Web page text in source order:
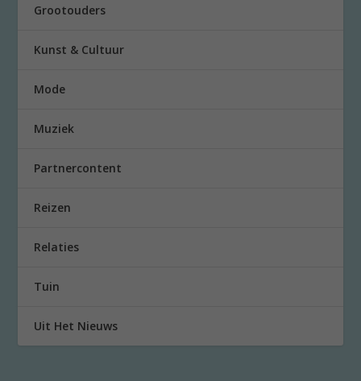
Grootouders
Kunst & Cultuur
Mode
Muziek
Partnercontent
Reizen
Relaties
Tuin
Uit Het Nieuws